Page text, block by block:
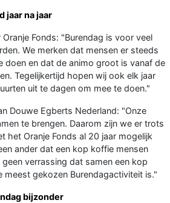
jaar na jaar
Fonds: "Burendag is voor veel
We merken dat mensen er steeds
doen en dat de animo groot is vanaf de
Tegelijkertijd hopen wij ook elk jaar
uit te dagen om mee te doen."
Douwe Egberts Nederland: "Onze
te brengen. Daarom zijn we er trots
het Oranje Fonds al 20 jaar mogelijk
ander dat een kop koffie mensen
verrassing dat samen een kop
meest gekozen Burendagactiviteit is."
bijzonder